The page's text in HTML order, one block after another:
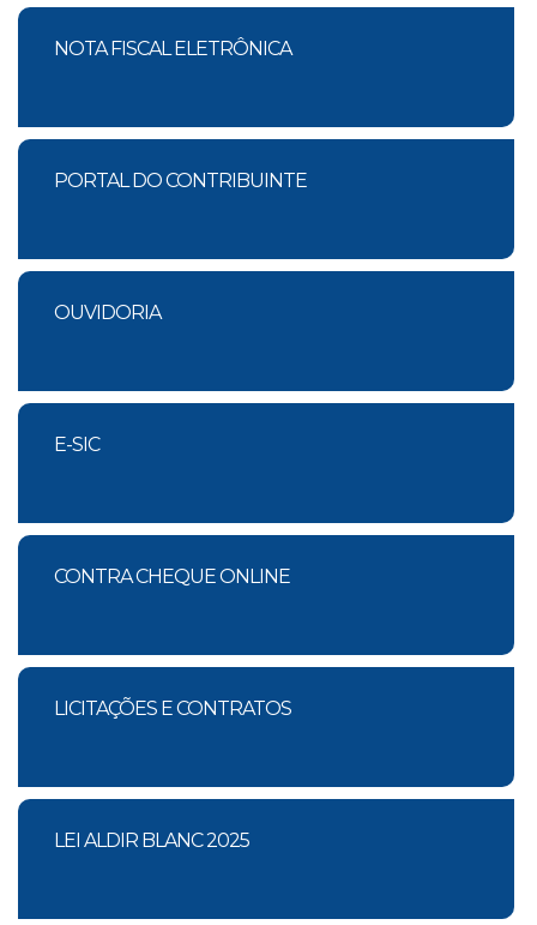
NOTA FISCAL ELETRÔNICA
PORTAL DO CONTRIBUINTE
OUVIDORIA
E-SIC
CONTRA CHEQUE ONLINE
LICITAÇÕES E CONTRATOS
LEI ALDIR BLANC 2025